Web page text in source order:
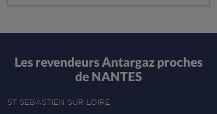
Les revendeurs Antargaz proches
de NANTES
ST SEBASTIEN SUR LOIRE